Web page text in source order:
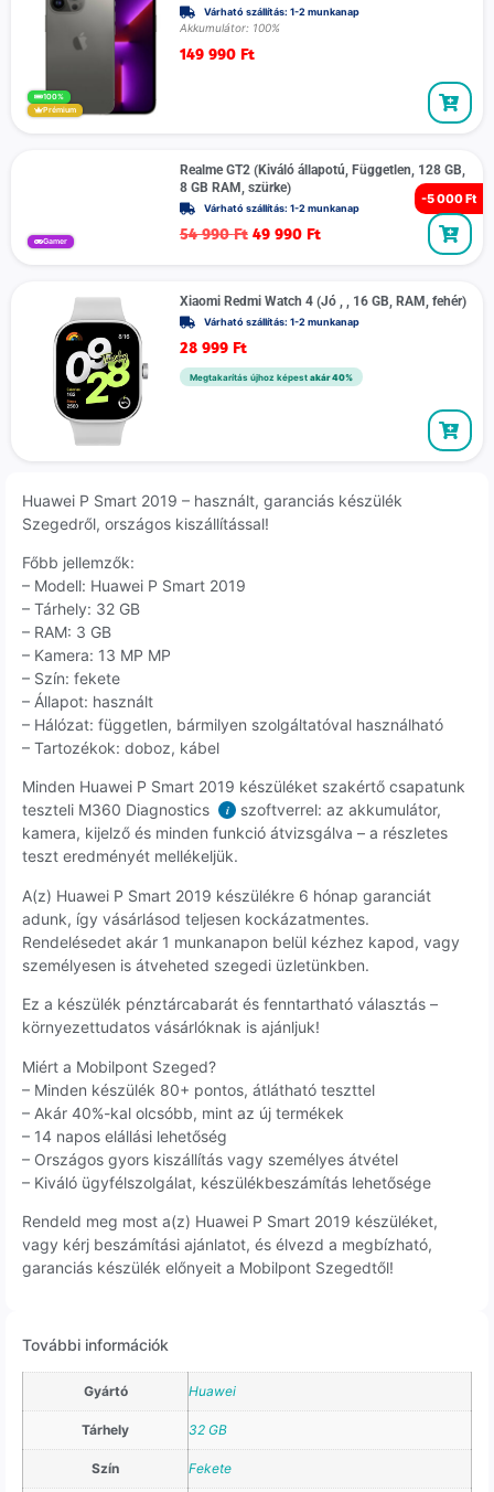
100%
Prémium
Várható szállítás: 1-2 munkanap
Akkumulátor: 100%
149 990 Ft
-5 000 Ft
Gamer
Realme GT2 (Kiváló állapotú, Független, 128 GB,
8 GB RAM, szürke)
Várható szállítás: 1-2 munkanap
54 990Ft 49 990 Ft
Xiaomi Redmi Watch 4 (Jó , , 16 GB, RAM, fehér)
Várható szállítás: 1-2 munkanap
28 999 Ft
Megtakarítás újhoz képest akár 40%
Huawei P Smart 2019 – használt, garanciás készülék
Szegedről, országos kiszállítással!
Főbb jellemzők:
– Modell: Huawei P Smart 2019
– Tárhely: 32 GB
– RAM: 3 GB
– Kamera: 13 MP MP
– Szín: fekete
– Állapot: használt
– Hálózat: független, bármilyen szolgáltatóval használható
– Tartozékok: doboz, kábel
Minden Huawei P Smart 2019 készüléket szakértő csapatunk
teszteli M360 Diagnostics
i
szoftverrel: az akkumulátor,
kamera, kijelző és minden funkció átvizsgálva – a részletes
teszt eredményét mellékeljük.
A(z) Huawei P Smart 2019 készülékre 6 hónap garanciát
adunk, így vásárlásod teljesen kockázatmentes.
Rendelésedet akár 1 munkanapon belül kézhez kapod, vagy
személyesen is átveheted szegedi üzletünkben.
Ez a készülék pénztárcabarát és fenntartható választás –
környezettudatos vásárlóknak is ajánljuk!
Miért a Mobilpont Szeged?
– Minden készülék 80+ pontos, átlátható teszttel
– Akár 40%-kal olcsóbb, mint az új termékek
– 14 napos elállási lehetőség
– Országos gyors kiszállítás vagy személyes átvétel
– Kiváló ügyfélszolgálat, készülékbeszámítás lehetősége
Rendeld meg most a(z) Huawei P Smart 2019 készüléket,
vagy kérj beszámítási ajánlatot, és élvezd a megbízható,
garanciás készülék előnyeit a Mobilpont Szegedtől!
További információk
Gyártó Huawei
Tárhely 32 GB
Szín Fekete